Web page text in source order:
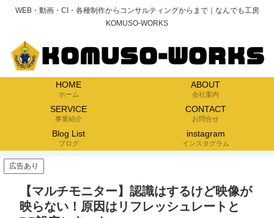
WEB・動画・CI・各種制作からコンサルティングからまで｜なんでも工房
KOMUSO-WORKS
HOME
ホーム
ABOUT
会社案内
SERVICE
事業紹介
CONTACT
お問合せ
Blog List
ブログ
instagram
インスタグラム
広告あり
【マルチモニター】認識はするけど映像が
映らない！原因はリフレッシュレートと